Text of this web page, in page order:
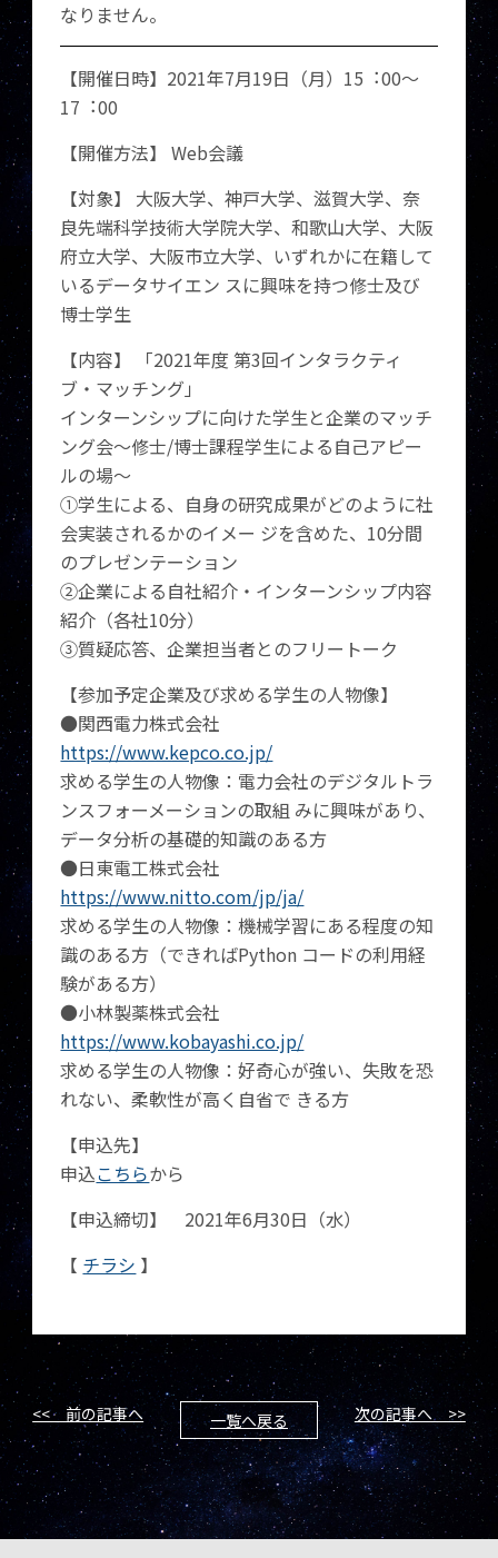
なりません。
【開催⽇時】2021年7⽉19⽇（月）15︓00～
17︓00
【開催方法】 Web会議
【対象】 大阪大学、神戸大学、滋賀大学、奈
良先端科学技術大学院大学、和歌山大学、大阪
府立大学、大阪市立大学、いずれかに在籍して
いるデータサイエン スに興味を持つ修士及び
博士学生
【内容】 「2021年度 第3回インタラクティ
ブ・マッチング」
インターンシップに向けた学⽣と企業のマッチ
ング会〜修士/博⼠課程学⽣による⾃⼰アピー
ルの場〜
①学⽣による、自身の研究成果がどのように社
会実装されるかのイメー ジを含めた、10分間
のプレゼンテーション
②企業による⾃社紹介・インターンシップ内容
紹介（各社10分）
③質疑応答、企業担当者とのフリートーク
【参加予定企業及び求める学生の人物像】
●関西電力株式会社
https://www.kepco.co.jp/
求める学生の人物像：電力会社のデジタルトラ
ンスフォーメーションの取組 みに興味があり、
データ分析の基礎的知識のある方
●日東電工株式会社
https://www.nitto.com/jp/ja/
求める学生の人物像：機械学習にある程度の知
識のある方（できればPython コードの利用経
験がある方）
●小林製薬株式会社
https://www.kobayashi.co.jp/
求める学生の人物像：好奇心が強い、失敗を恐
れない、柔軟性が高く自省で きる方
【申込先】
申込こちらから
【申込締切】 2021年6月30日（水）
【 チラシ 】
<< 前の記事へ 一覧へ戻る 次の記事へ >>